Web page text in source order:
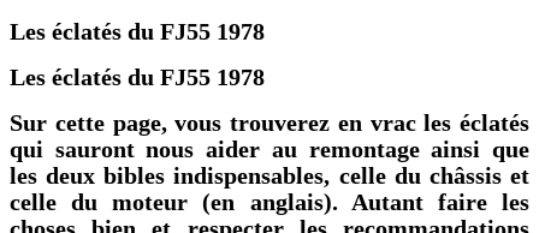
Les éclatés du FJ55 1978
Les éclatés du FJ55 1978
Sur cette page, vous trouverez en vrac les éclatés
qui sauront nous aider au remontage ainsi que
les deux bibles indispensables, celle du châssis et
celle du moteur (en anglais). Autant faire les